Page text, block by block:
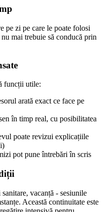
pe zi pe care le poate folosi
mai trebuie să conducă prin
funcții utile:
arată exact ce face pe
în timp real, cu posibilitatea
poate revizui explicațiile
pot pune întrebări în scris
vacanță - sesiunile
Această continuitate este